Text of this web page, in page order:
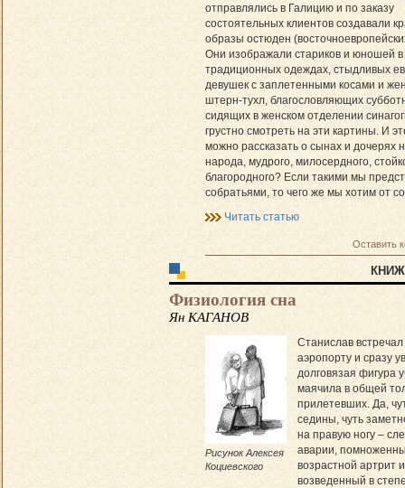
отправлялись в Галицию и по заказу
состоятельных клиентов создавали
образы остюден
Они изображали стариков и юношей в
традиционных одеждах, стыдливых
девушек с заплетенными косами и
штерн-тухл, благословляющих
сидящих в женском отделении
грустно смотреть на эти картины. И
можно рассказать о сынах и дочерях
народа, мудрого, милосердного,
благородного? Если такими мы
собратьями, то чего же мы хотим от
Читать статью
Оставить
Физиология сна
Ян КАГАНОВ
Рисунок Алексея
Коциевского
Станислав
аэропорту и сразу
долговязая фигура
маячила в общей
прилетевших. Да,
седины, чуть
на правую ногу –
аварии,
возрастной артрит и
возведенный в